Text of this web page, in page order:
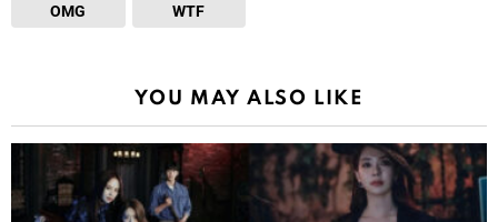
OMG WTF
YOU MAY ALSO LIKE